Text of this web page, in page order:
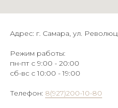
Адрес: г. Самара, ул.
Режим работы:
пн-пт с 9:00 - 20:00
сб-вс с 10:00 - 19:00
Телефон: 8(927)200-10-80